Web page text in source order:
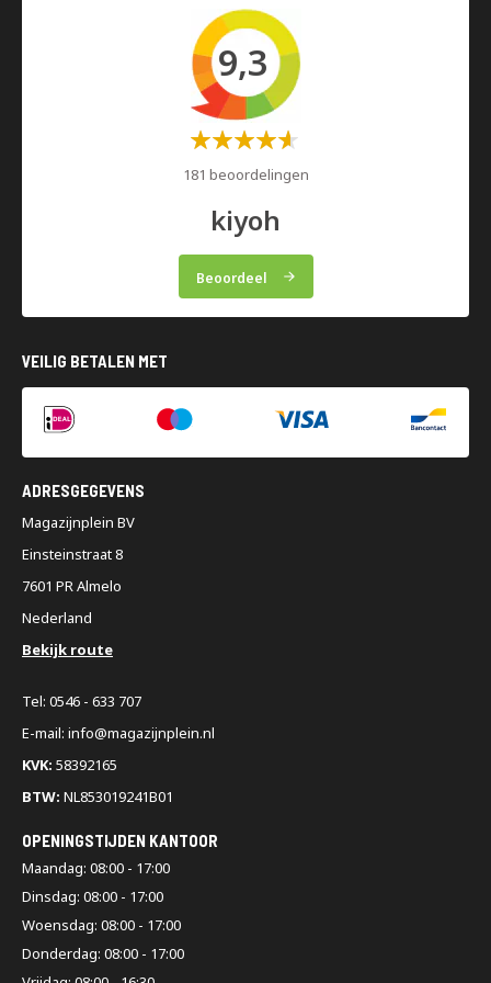
9,3
Waardering:
181 beoordelingen
kiyoh
Beoordeel
VEILIG BETALEN MET
ADRESGEGEVENS
Magazijnplein BV
Einsteinstraat 8
7601 PR Almelo
Nederland
Bekijk route
Tel: 0546 - 633 707
E-mail: info@magazijnplein.nl
KVK: 58392165
BTW: NL853019241B01
OPENINGSTIJDEN KANTOOR
Maandag: 08:00 - 17:00
Dinsdag: 08:00 - 17:00
Woensdag: 08:00 - 17:00
Donderdag: 08:00 - 17:00